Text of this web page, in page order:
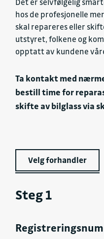
Det er selvfølgelig
hos de profesjonelle
skal repareres eller
utstyret, folkene og
opptatt av kundene
Ta kontakt med
bestill time for
skifte av bilglass via
Velg forhandler
Steg 1